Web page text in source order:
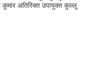
अतिरिक्त उपायुक्त कुल्लू